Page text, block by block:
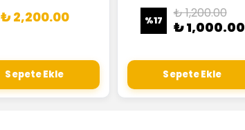
₺ 2,200.00
Sepete Ekle
%17 ₺ 1,200.00
₺ 1,000.00
Sepete Ekle